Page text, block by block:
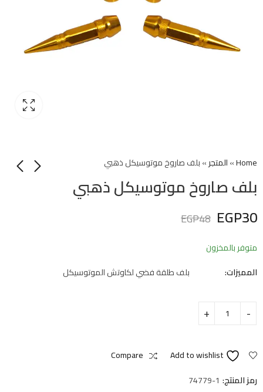
Home
»المتجر»بلف صاروخ موتوسيكل ذهبي
بلف صاروخ موتوسيكل ذهبي
EGP30
EGP48
متوفر بالمخزون
المميزات:
بلف طلقة فضي لكاوتش الموتوسيكل
Add to wishlist
Compare
رمز المنتج: 74779-1